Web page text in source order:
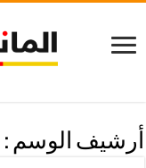
أرشيف الوسم :